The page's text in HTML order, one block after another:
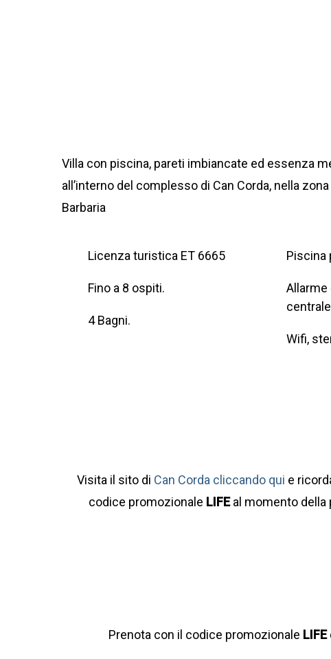
Villa con piscina, pareti imbiancate ed essenza
all’interno del complesso di Can Corda, nella
Barbaria
Licenza turistica ET 6665
Fino a 8 ospiti.
4 Bagni.
Piscina
Allarme
Wifi,
Visita il sito di Can Corda cliccando qui e
codice promozionale LIFEal momento della
Prenota con il codice promozionale LIFE